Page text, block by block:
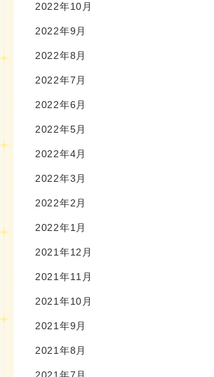
2022年10月
2022年9月
2022年8月
2022年7月
2022年6月
2022年5月
2022年4月
2022年3月
2022年2月
2022年1月
2021年12月
2021年11月
2021年10月
2021年9月
2021年8月